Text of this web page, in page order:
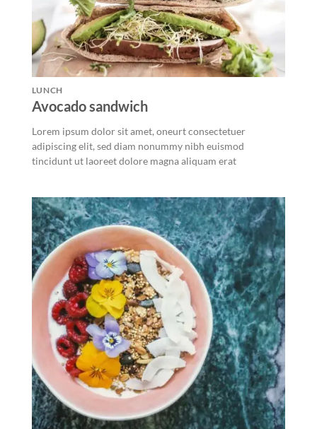
LUNCH
Avocado sandwich
Lorem ipsum dolor sit amet, oneurt consectetuer
adipiscing elit, sed diam nonummy nibh euismod
tincidunt ut laoreet dolore magna aliquam erat